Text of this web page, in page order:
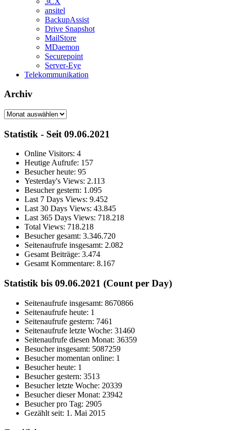
ansitel
BackupAssist
Drive Snapshot
MailStore
MDaemon
Securepoint
Server-Eye
Telekommunikation
Archiv
Archiv
Statistik - Seit 09.06.2021
Online Visitors: 4
Heutige Aufrufe: 157
Besucher heute: 95
Yesterday's Views: 2.113
Besucher gestern: 1.095
Last 7 Days Views: 9.452
Last 30 Days Views: 43.845
Last 365 Days Views: 718.218
Total Views: 718.218
Besucher gesamt: 3.346.720
Seitenaufrufe insgesamt: 2.082
Gesamt Beiträge: 3.474
Gesamt Kommentare: 8.167
Statistik bis 09.06.2021 (Count per Day)
Seitenaufrufe insgesamt: 8670866
Seitenaufrufe heute: 1
Seitenaufrufe gestern: 7461
Seitenaufrufe letzte Woche: 31460
Seitenaufrufe diesen Monat: 36359
Besucher insgesamt: 5087259
Besucher momentan online: 1
Besucher heute: 1
Besucher gestern: 3513
Besucher letzte Woche: 20339
Besucher dieser Monat: 23942
Besucher pro Tag: 2905
Gezählt seit: 1. Mai 2015